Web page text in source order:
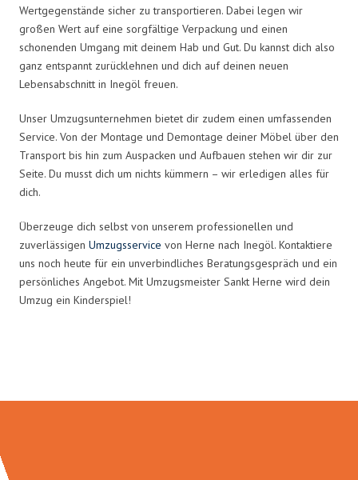
Wertgegenstände sicher zu transportieren. Dabei legen wir
großen Wert auf eine sorgfältige Verpackung und einen
schonenden Umgang mit deinem Hab und Gut. Du kannst dich also
ganz entspannt zurücklehnen und dich auf deinen neuen
Lebensabschnitt in Inegöl freuen.
Unser Umzugsunternehmen bietet dir zudem einen umfassenden
Service. Von der Montage und Demontage deiner Möbel über den
Transport bis hin zum Auspacken und Aufbauen stehen wir dir zur
Seite. Du musst dich um nichts kümmern – wir erledigen alles für
dich.
Überzeuge dich selbst von unserem professionellen und
zuverlässigen Umzugsservice von Herne nach Inegöl. Kontaktiere
uns noch heute für ein unverbindliches Beratungsgespräch und ein
persönliches Angebot. Mit Umzugsmeister Sankt Herne wird dein
Umzug ein Kinderspiel!